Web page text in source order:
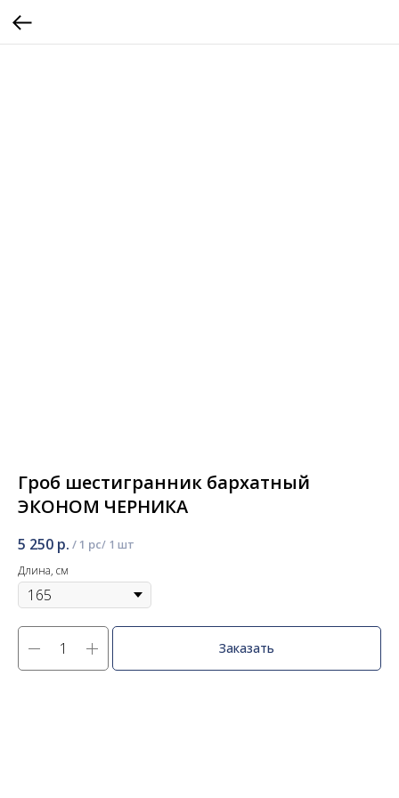
Гроб шестигранник бархатный
ЭКОНОМ ЧЕРНИКА
5 250 р. / 1 pc
Длина, см
Заказать